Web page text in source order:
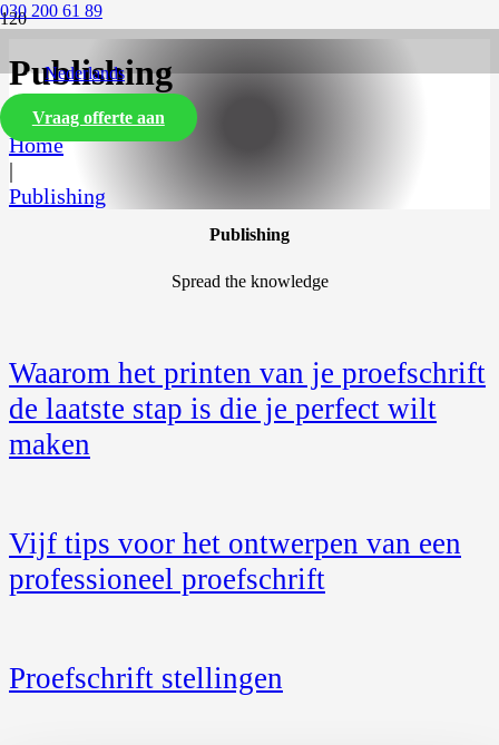
030 200 61 89
Nederlands
Vraag offerte aan
Publishing
Home
|
Publishing
Publishing
Spread the knowledge
Waarom het printen van je proefschrift
de laatste stap is die je perfect wilt
maken
Vijf tips voor het ontwerpen van een
professioneel proefschrift
Proefschrift stellingen